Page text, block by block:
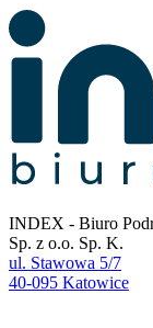
INDEX - Biuro
Sp. z o.o. Sp. K.
ul. Stawowa 5/7
40-095 Katowice